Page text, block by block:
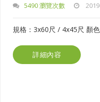
5490 瀏覽次數
規格：3x60尺 / 4x45尺 顏
詳細內容